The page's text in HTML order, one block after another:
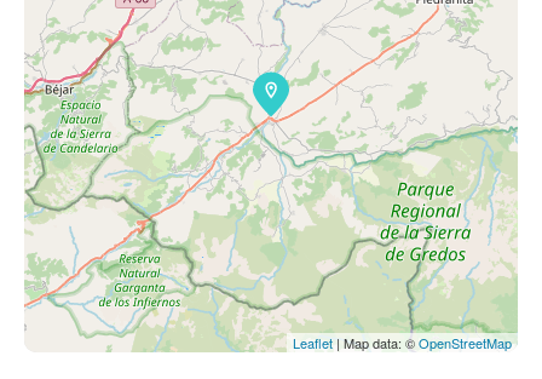
Leaflet | Map data: ©OpenStreetMap